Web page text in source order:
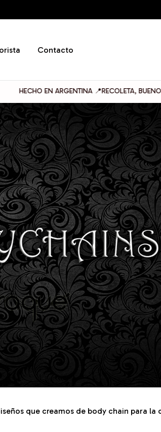
Contacto
ARGENTINA 📍RECOLETA, BUENOS AIRES 3
que creamos de body chain para la